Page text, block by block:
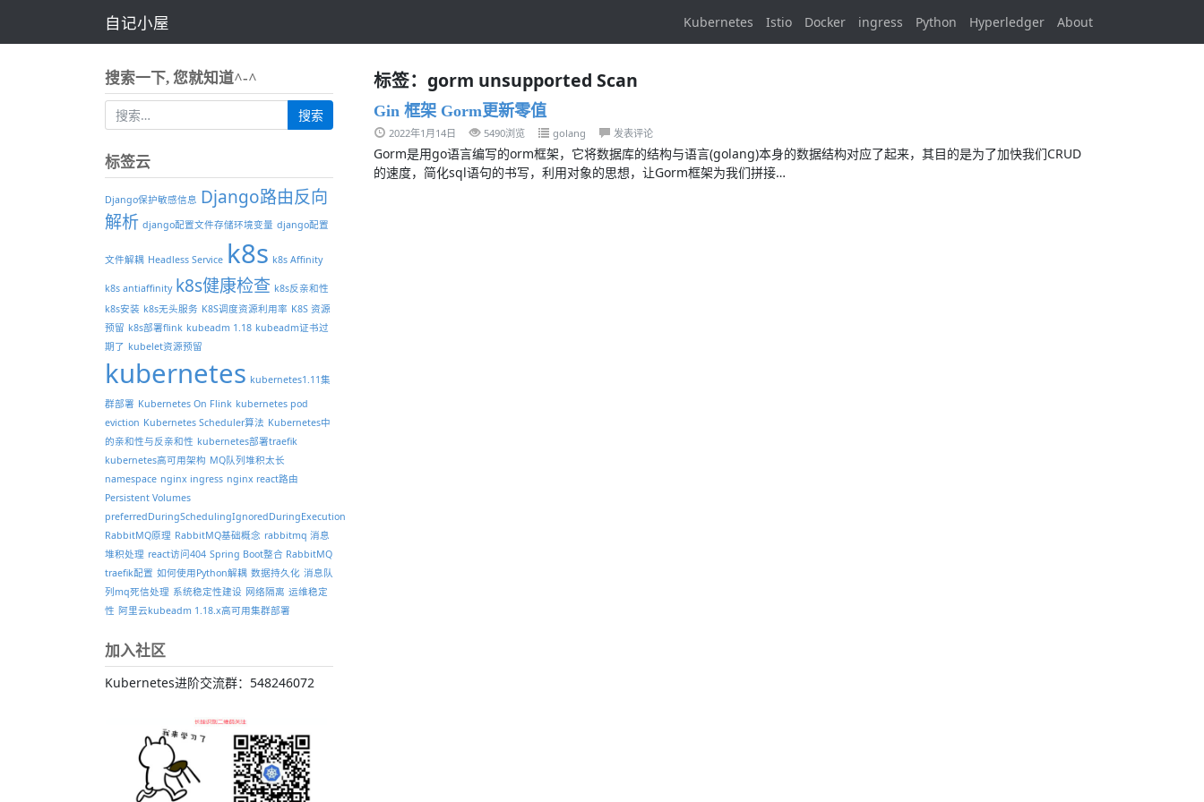
自记小屋 Kubernetes Istio Docker ingress Python Hyperledger About
标签：gorm unsupported Scan
Gin 框架 Gorm更新零值
2022年1月14日 5490浏览 golang 发表评论
Gorm是用go语言编写的orm框架，它将数据库的结构与语言(golang)本身的数据结构对应了起来，其目的是为了加快我们CRUD
的速度，简化sql语句的书写，利用对象的思想，让Gorm框架为我们拼接…
搜索一下, 您就知道^-^
标签云
Django保护敏感信息 Django路由反向
解析 django配置文件存储环境变量 django配置
文件解耦 Headless Service k8s k8s Affinity
k8s antiaffinity k8s健康检查 k8s反亲和性
k8s安装 k8s无头服务 K8S调度资源利用率 K8S 资源
预留 k8s部署flink kubeadm 1.18 kubeadm证书过
期了 kubelet资源预留
kubernetes kubernetes1.11集
群部署 Kubernetes On Flink kubernetes pod
eviction Kubernetes Scheduler算法 Kubernetes中
的亲和性与反亲和性 kubernetes部署traefik
kubernetes高可用架构 MQ队列堆积太长
namespace nginx ingress nginx react路由
Persistent Volumes
preferredDuringSchedulingIgnoredDuringExecution
RabbitMQ原理 RabbitMQ基础概念 rabbitmq 消息
堆积处理 react访问404 Spring Boot整合 RabbitMQ
traefik配置 如何使用Python解耦 数据持久化 消息队
列mq死信处理 系统稳定性建设 网络隔离 运维稳定
性 阿里云kubeadm 1.18.x高可用集群部署
加入社区
Kubernetes进阶交流群：548246072